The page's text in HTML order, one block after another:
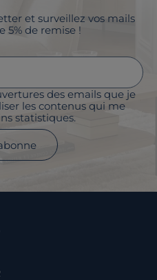
et surveillez vos mails
5% de remise !
des emails que je
les contenus qui me
statistiques.